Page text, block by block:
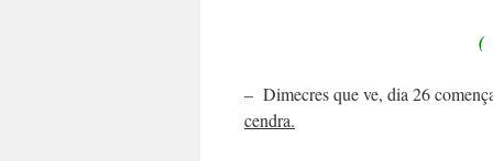
(
– Dimecres que ve, dia 26
cendra.